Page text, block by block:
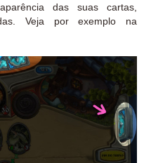
das suas cartas,
Veja por exemplo na